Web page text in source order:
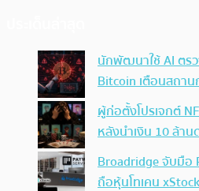
นักพัฒนาใช้ AI ตร
Bitcoin เตือนสถาน
ผู้ก่อตั้งโปรเจกต์
หลังนำเงิน 10 ล้า
Broadridge จับมือ
ถือหุ้นโทเคน